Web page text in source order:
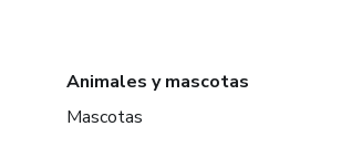
Animales y mascotas
Mascotas